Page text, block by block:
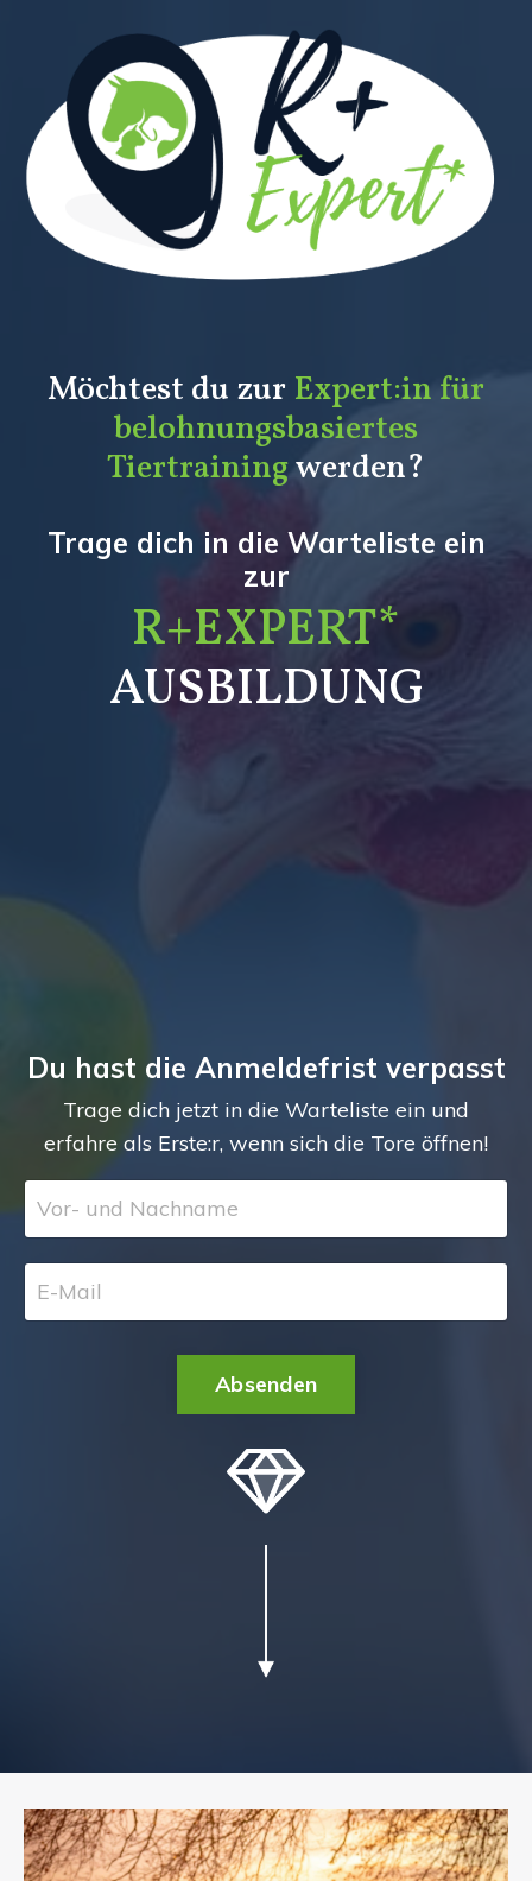
Möchtest du zur Expert:in für
belohnungsbasiertes
Tiertrainingwerden?
Trage dich in die Warteliste ein
zur
R+EXPERT*
AUSBILDUNG
Du hast die Anmeldefrist verpasst
Trage dich jetzt in die Warteliste ein und
erfahre als Erste:r, wenn sich die Tore öffnen!
Absenden